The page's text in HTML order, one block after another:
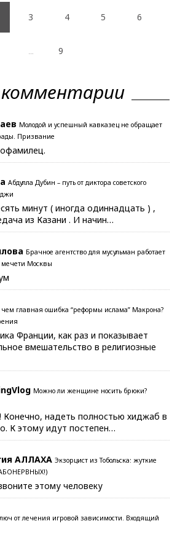
3 4 5 6
9
Молодой и успешный кавказец не обращает
Призвание
Абдулла Дубин – путь от диктора советского
минут ( иногда одиннадцать ) ,
из Казани . И начин…
Брачное агентство для мусульман работает
мечети Москвы
чем главная ошибка “реформы ислама” Макрона?
Франции, как раз и показывает
вмешательство в религиозные
Можно ли женщине носить брюки?
Конечно, надеть полностью хиджаб в
К этому идут постепен…
АЛЛАХА Экзорцист из Тобольска: жуткие
этому человеку
от лечения игровой зависимости. Входящий